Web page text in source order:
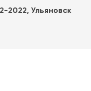
2022, Ульяновск